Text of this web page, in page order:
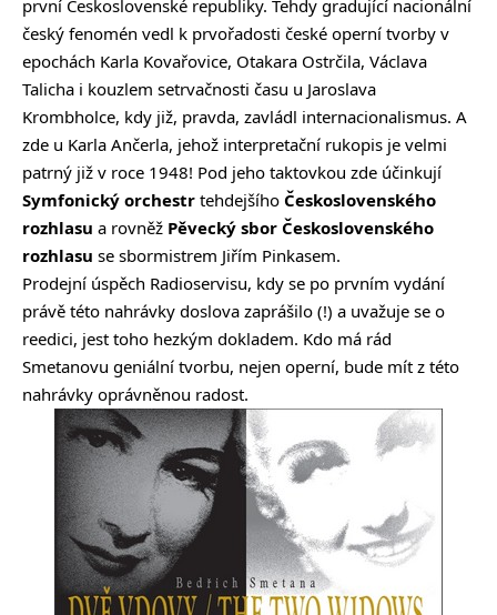
první Československé republiky. Tehdy gradující nacionální
český fenomén vedl k prvořadosti české operní tvorby v
epochách Karla Kovařovice, Otakara Ostrčila, Václava
Talicha i kouzlem setrvačnosti času u Jaroslava
Krombholce, kdy již, pravda, zavládl internacionalismus. A
zde u Karla Ančerla, jehož interpretační rukopis je velmi
patrný již v roce 1948! Pod jeho taktovkou zde účinkují
Symfonický orchestr tehdejšího Československého
rozhlasu a rovněž Pěvecký sbor Československého
rozhlasu se sbormistrem Jiřím Pinkasem.
Prodejní úspěch Radioservisu, kdy se po prvním vydání
právě této nahrávky doslova zaprášilo (!) a uvažuje se o
reedici, jest toho hezkým dokladem. Kdo má rád
Smetanovu geniální tvorbu, nejen operní, bude mít z této
nahrávky oprávněnou radost.